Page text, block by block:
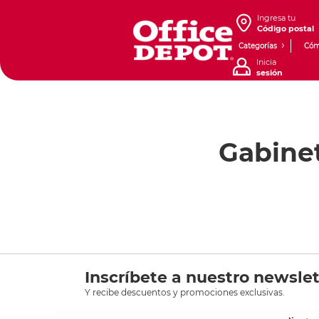
Ingresa tu
Código postal
Categorías
Inicia
sesión
Inscríbete a nuestro
Y recibe descuentos y promociones exclusivas.